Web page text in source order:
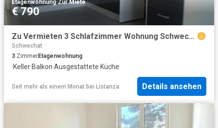
Etagenwohnung·Zur Miete
€ 790
Zu Vermieten 3 Schlafzimmer Wohnung Schwechat AUT DS98669179
Schwechat
3 ZimmerEtagenwohnung
·Keller·Balkon·Ausgestattete Küche
Seit mehr als einem Monat bei Listanza Details ansehen